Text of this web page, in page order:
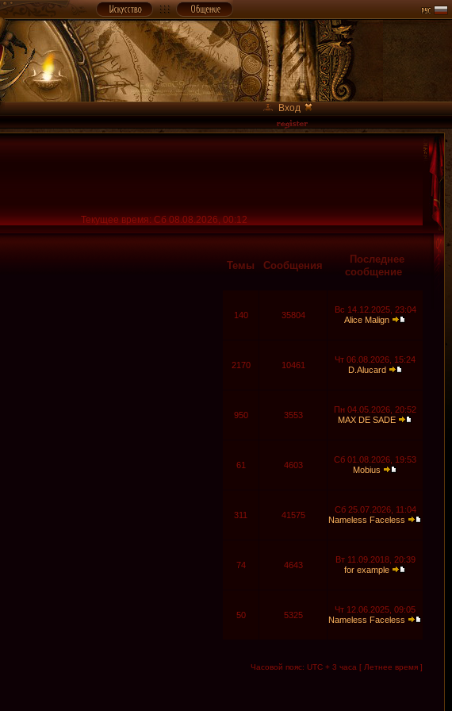
Вход
Текущее время: Сб 08.08.2026, 00:12
Темы Сообщения
Последнее
сообщение
140 35804
Вс 14.12.2025, 23:04
Alice Malign
2170 10461
Чт 06.08.2026, 15:24
D.Alucard
950 3553
Пн 04.05.2026, 20:52
MAX DE SADE
61 4603
Сб 01.08.2026, 19:53
Mobius
311 41575
Сб 25.07.2026, 11:04
Nameless Faceless
74 4643
Вт 11.09.2018, 20:39
for example
50 5325
Чт 12.06.2025, 09:05
Nameless Faceless
Часовой пояс: UTC + 3 часа [ Летнее время ]